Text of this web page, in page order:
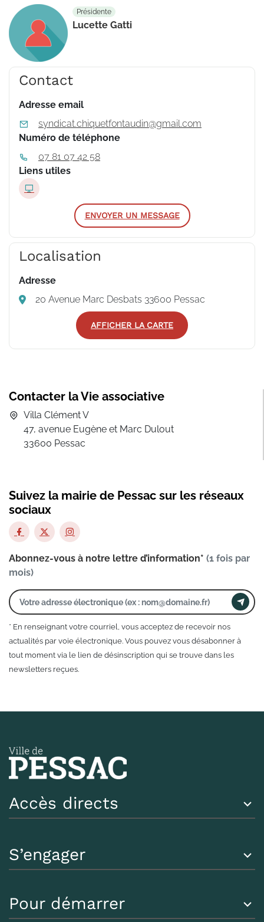
Présidente
Lucette Gatti
Contact
Adresse email
syndicat.chiquetfontaudin@gmail.com
Numéro de téléphone
07 81 07 42 58
Liens utiles
ENVOYER UN MESSAGE
Localisation
Adresse
20 Avenue Marc Desbats 33600 Pessac
AFFICHER LA CARTE
Contacter la Vie associative
Villa Clément V
47, avenue Eugène et Marc Dulout
33600 Pessac
Suivez la mairie de Pessac sur les réseaux
sociaux
Abonnez-vous à notre lettre d’information* (1 fois par
mois)
* En renseignant votre courriel, vous acceptez de recevoir nos
actualités par voie électronique. Vous pouvez vous désabonner à
tout moment via le lien de désinscription qui se trouve dans les
newsletters reçues.
Accès directs
S’engager
Pour démarrer